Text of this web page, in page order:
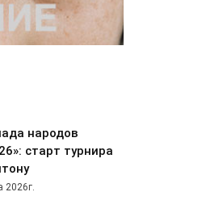
народов
старт турнира
2026г.